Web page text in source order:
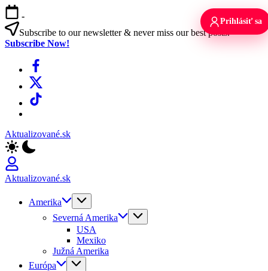
Skip
to
content
-
Subscribe to our newsletter & never miss our best posts.
Subscribe Now!
Facebook
X
TikTok
Aktualizované.sk
Aktualizované.sk
Amerika
Severná Amerika
USA
Mexiko
Južná Amerika
Európa
Prihlásiť sa